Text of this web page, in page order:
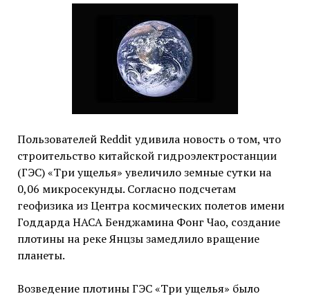
Пользователей Reddit удивила новость о том, что
строительство китайской гидроэлектростанции
(ГЭС) «Три ущелья» увеличило земные сутки на
0,06 микросекунды. Согласно подсчетам
геофизика из Центра космических полетов имени
Годдарда НАСА Бенджамина Фонг Чао, создание
плотины на реке Янцзы замедлило вращение
планеты.
Возведение плотины ГЭС «Три ущелья» было